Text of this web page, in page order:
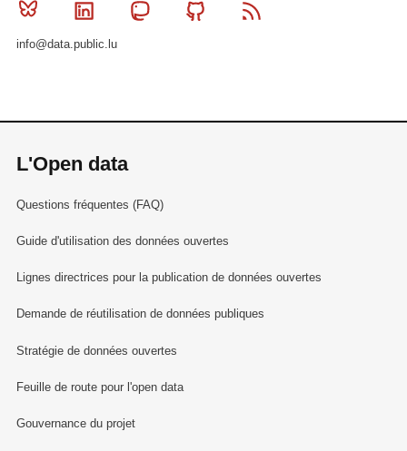
Bluesky Linkedin MastodonGithub
info@data.public.lu
L'Open data
Questions fréquentes (FAQ)
Guide d'utilisation des données ouvertes
Lignes directrices pour la publication de données ouvertes
Demande de réutilisation de données publiques
Stratégie de données ouvertes
Feuille de route pour l'open data
Gouvernance du projet